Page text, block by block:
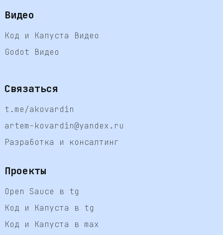
Видео
Код и Капуста Видео
Godot Видео
Связаться
t.me/akovardin
artem-kovardin@yandex.ru
Разработка и консалтинг
Проекты
Open Sauce в tg
Код и Капуста в tg
Код и Капуста в max